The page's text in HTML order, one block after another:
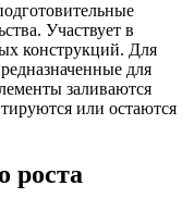
Участвует в
конструкций. Для
для
заливаются
или остаются
роста